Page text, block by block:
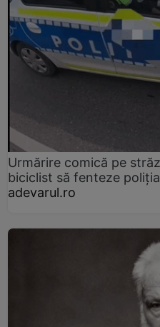
Urmărire comică pe
biciclist să fenteze
adevarul.ro